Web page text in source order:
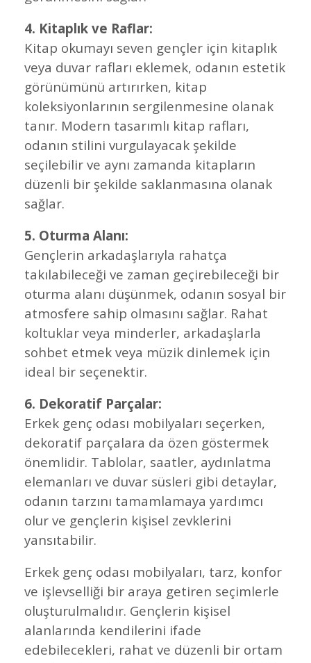
4. Kitaplık ve Raflar:
Kitap okumayı seven gençler için kitaplık
veya duvar rafları eklemek, odanın estetik
görünümünü artırırken, kitap
koleksiyonlarının sergilenmesine olanak
tanır. Modern tasarımlı kitap rafları,
odanın stilini vurgulayacak şekilde
seçilebilir ve aynı zamanda kitapların
düzenli bir şekilde saklanmasına olanak
sağlar.
5. Oturma Alanı:
Gençlerin arkadaşlarıyla rahatça
takılabileceği ve zaman geçirebileceği bir
oturma alanı düşünmek, odanın sosyal bir
atmosfere sahip olmasını sağlar. Rahat
koltuklar veya minderler, arkadaşlarla
sohbet etmek veya müzik dinlemek için
ideal bir seçenektir.
6. Dekoratif Parçalar:
Erkek genç odası mobilyaları seçerken,
dekoratif parçalara da özen göstermek
önemlidir. Tablolar, saatler, aydınlatma
elemanları ve duvar süsleri gibi detaylar,
odanın tarzını tamamlamaya yardımcı
olur ve gençlerin kişisel zevklerini
yansıtabilir.
Erkek genç odası mobilyaları, tarz, konfor
ve işlevselliği bir araya getiren seçimlerle
oluşturulmalıdır. Gençlerin kişisel
alanlarında kendilerini ifade
edebilecekleri, rahat ve düzenli bir ortam